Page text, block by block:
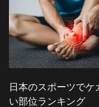
日本のスポーツでケ
い部位ランキング